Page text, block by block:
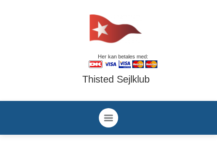
Her kan betales med:
Thisted Sejlklub